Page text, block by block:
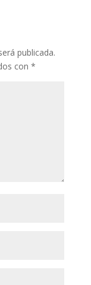
publicada.
con *